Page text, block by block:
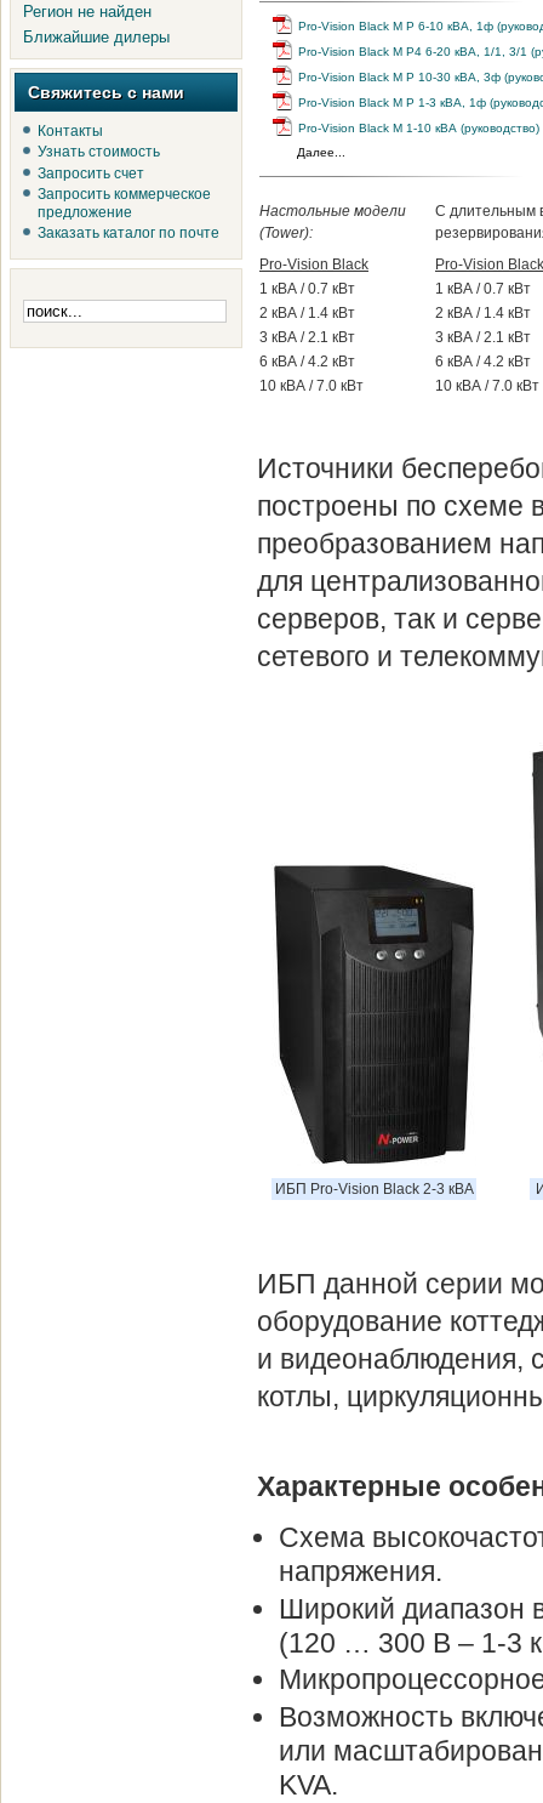
Регион не найден
Ближайшие дилеры
Свяжитесь с нами
Контакты
Узнать стоимость
Запросить счет
Запросить коммерческое
предложение
Заказать каталог по почте
Pro-Vision Black M P 6-10 кВА, 1ф
Pro-Vision Black M P4 6-20 кВА, 1/1, 3/1
Pro-Vision Black M P 10-30 кВА, 3ф
Pro-Vision Black M P 1-3 кВА, 1ф
Pro-Vision Black M 1-10 кВА (руководство)
Далее...
Настольные модели
(Tower):
С длительным
Pro-Vision Black
Pro-Vision
1 кВА / 0.7 кВт
1 кВА / 0.7 кВт
2 кВА / 1.4 кВт
2 кВА / 1.4 кВт
3 кВА / 2.1 кВт
3 кВА / 2.1 кВт
6 кВА / 4.2 кВт
6 кВА / 4.2 кВт
10 кВА / 7.0 кВт
10 кВА / 7.0 кВт
Источники
построены по схеме
преобразованием
для
серверов, так и
сетевого и
ИБП Pro-Vision Black 2-3 кВА
ИБП данной серии
оборудование
и видеонаблюдения,
котлы,
Характерные
Схема
напряжения.
Широкий диапазон
(120 … 300 В – 1-3
Возможность
или
KVA.